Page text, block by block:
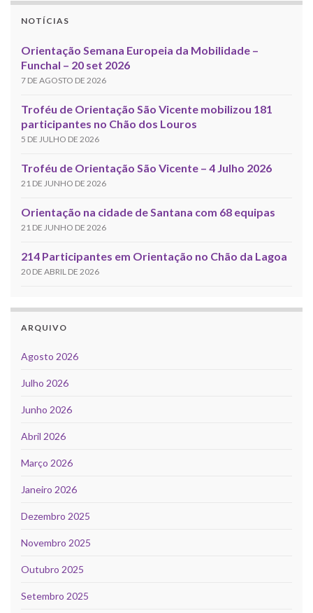
NOTÍCIAS
Orientação Semana Europeia da Mobilidade –
Funchal – 20 set 2026
7 DE AGOSTO DE 2026
Troféu de Orientação São Vicente mobilizou 181
participantes no Chão dos Louros
5 DE JULHO DE 2026
Troféu de Orientação São Vicente – 4 Julho 2026
21 DE JUNHO DE 2026
Orientação na cidade de Santana com 68 equipas
21 DE JUNHO DE 2026
214 Participantes em Orientação no Chão da Lagoa
20 DE ABRIL DE 2026
ARQUIVO
Agosto 2026
Julho 2026
Junho 2026
Abril 2026
Março 2026
Janeiro 2026
Dezembro 2025
Novembro 2025
Outubro 2025
Setembro 2025